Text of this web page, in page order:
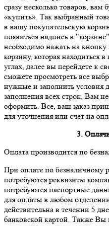
сразу несколько товаров,
«купить». Так выбранный
в вашу покупательскую
появиться надпись в
необходимо нажать на
корзину, которая находиться
углах, далее вы перейдете к
сможете просмотреть все
нужные и заполнить условия
заполнения всех строк, Вам
оформить. Все, ваш заказ
для уточнения или счет на
3.
Оплата производится по
При оплате по безналичному
потребуются реквизиты
потребуются паспортные
для оплаты в любом
действительна в течении 5
банковской картой. Также Вы